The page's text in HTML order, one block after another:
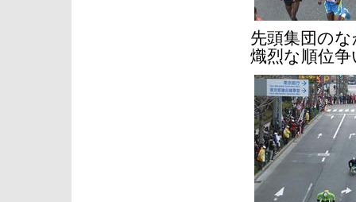
先頭集団の
熾烈な順位